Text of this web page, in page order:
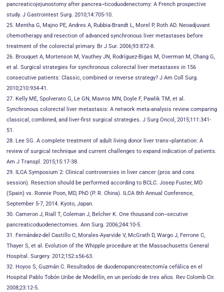
pancreaticojejunostomy after pancrea¬ticoduodenectomy: A French prospective
study. J Gastrointest Surg. 2010;14:705-10.
25. Mentha G, Majno PE, Andres A, Rubbia-Brandt L, Morel P, Roth AD. Neoadjuvant
chemotherapy and resection of advanced synchronous liver metastases before
treatment of the colorectal primary. Br J Sur. 2006;93:872-8.
26. Brouquet A, Mortenson M, Vauthey JN, Rodríguez-Bigas M, Overman M, Chang G,
et al. Surgical strategies for synchronous colorectal liver metastases in 156
consecutive patients: Classic, combined or reverse strategy? J Am Coll Surg.
2010;210:934-41.
27. Kelly ME, Spolverato G, Le GN, Mavros MN, Doyle F, Pawlik TM, et al.
Synchronous colorectal liver metastasis: A network meta-analysis review comparing
classical, combined, and liver-first surgical strategies. J Surg Oncol, 2015;111:341-
51.
28. Lee SG. A complete treatment of adult living donor liver trans¬plantation: A
review of surgical technique and current challenges to expand indication of patients.
Am J Transpl. 2015;15:17-38.
29. ILCA Symposium 2: Clinical controversies in liver cancer (pros and cons
session). Resection should be performed according to BCLC. Josep Fuster, MD
(Spain) vs. Ronnie Poon, MD, PhD (P. R. China). ILCA 8th Annual Conference,
September 5-7, 2014. Kyoto, Japan.
30. Cameron J, Riall T, Coleman J, Belcher K. One thousand con¬secutive
pancreaticoduodenectomies. Ann Surg. 2006;244:10-5.
31. Fernández-del Castillo C, Morales-Ayarvide V, McGrath D, Wargo J, Ferrone C,
Thayer S, et al. Evolution of the Whipple procedure at the Massachusetts General
Hospital. Surgery. 2012;152:s56-63.
32. Hoyos S, Guzmán C. Resultados de duodenopancreatectomía cefálica en el
Hospital Pablo Tobón Uribe de Medellín, en un período de tres años. Rev Colomb Cir.
2008;23:12-5.